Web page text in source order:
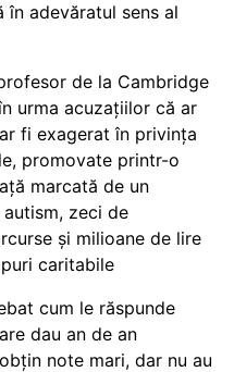
adevăratul sens al
de la Cambridge
urma acuzațiilor că ar
fi exagerat în privința
promovate printr-o
marcată de un
zeci de
și milioane de lire
caritabile
cum le răspunde
dau an de an
note mari, dar nu au